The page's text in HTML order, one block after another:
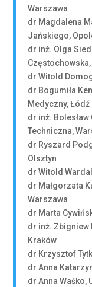
Warszawa
dr Magdalena
Jańskiego,
dr inż. Olga
dr Witold
dr Bogumiła
Medyczny, Łódź
dr inż.
Techniczna,
dr Ryszard
Olsztyn
dr Witold Wardal
dr Małgorzata
Warszawa
dr Marta
dr inż. Zbigniew
Kraków
dr Krzysztof
dr Anna
dr Anna Waśko,